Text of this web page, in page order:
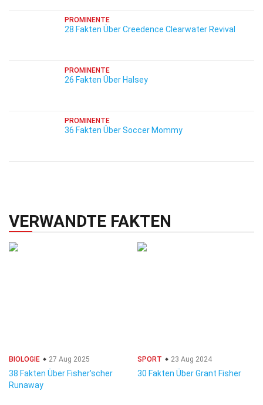
PROMINENTE
28 Fakten Über Creedence Clearwater Revival
PROMINENTE
26 Fakten Über Halsey
PROMINENTE
36 Fakten Über Soccer Mommy
VERWANDTE FAKTEN
BIOLOGIE 27 Aug 2025
38 Fakten Über Fisher'scher
Runaway
SPORT 23 Aug 2024
30 Fakten Über Grant Fisher